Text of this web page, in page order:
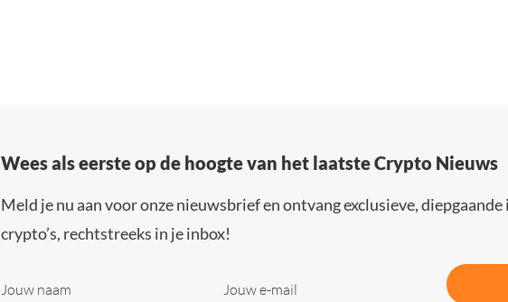
Wees als eerste op de hoogte van het laatste Crypto Nieuws
Meld je nu aan voor onze nieuwsbrief en ontvang exclusieve,
crypto’s, rechtstreeks in je inbox!
Jouw naam Jouw e-mail